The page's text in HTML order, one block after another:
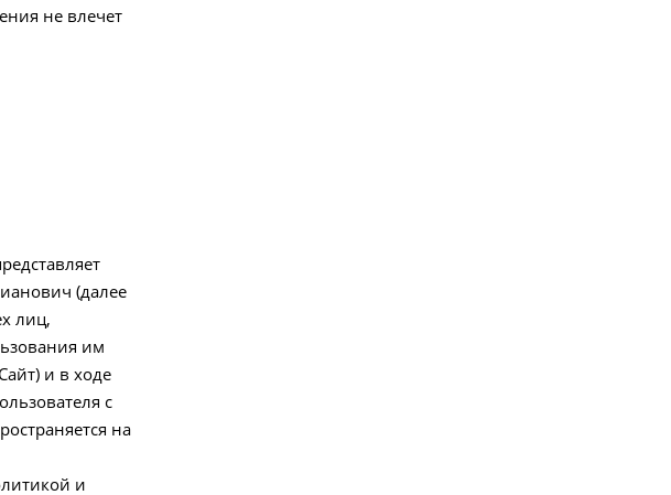
не влечет
(далее
лиц,
им
и в ходе
с
на
и